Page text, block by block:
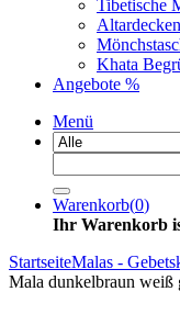
Tibetische
Altardecken
Khata
Angebote %
Menü
Warenkorb(0)
Ihr Warenkorb
StartseiteMalas -
Mala dunkelbraun weiß